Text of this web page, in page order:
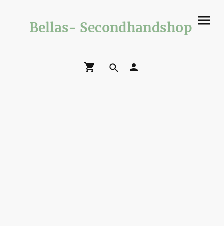
Bellas- Secondhandshop